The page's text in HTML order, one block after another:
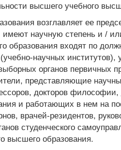
высшего учебного
возглавляет ее
научную степень и /
образования входят по
научных
органов
представляющие
докторов
и работающих в нем на
врачей-резидентов,
студенческого
высшего образования.